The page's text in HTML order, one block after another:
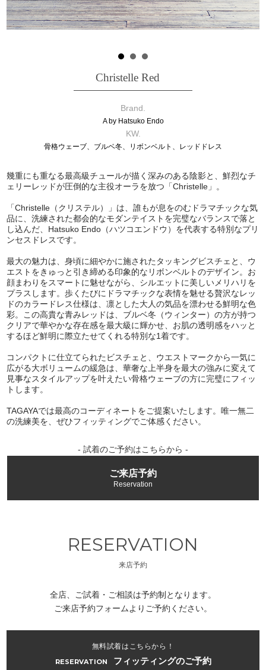
Christelle Red
Brand.
A by Hatsuko Endo
KW.
骨格ウェーブ、ブルベ冬、リボンベルト、レッドドレス
幾重にも重なる最高級チュールが描く深みのある陰影と、鮮烈なチ
ェリーレッドが圧倒的な主役オーラを放つ「Christelle」。
「Christelle（クリステル）」は、誰もが息をのむドラマチックな気
品に、洗練された都会的なモダンテイストを完璧なバランスで落と
し込んだ、Hatsuko Endo（ハツコエンドウ）を代表する特別なプリ
ンセスドレスです。
最大の魅力は、身頃に細やかに施されたタッキングビスチェと、ウ
エストをきゅっと引き締める印象的なリボンベルトのデザイン。お
顔まわりをスマートに魅せながら、シルエットに美しいメリハリを
プラスします。歩くたびにドラマチックな表情を魅せる贅沢なレッ
ドのカラードレス仕様は、凛とした大人の気品を漂わせる鮮明な色
彩。この高貴な青みレッドは、ブルベ冬（ウィンター）の方が持つ
クリアで華やかな存在感を最大級に輝かせ、お肌の透明感をハッと
するほど鮮明に際立たせてくれる特別な1着です。
コンパクトに仕立てられたビスチェと、ウエストマークから一気に
広がる大ボリュームの緩急は、華奢な上半身を最大の強みに変えて
見事なスタイルアップを叶えたい骨格ウェーブの方に完璧にフィッ
トします。
TAGAYAでは最高のコーディネートをご提案いたします。唯一無二
の洗練美を、ぜひフィッティングでご体感ください。
- 試着のご予約はこちらから -
ご来店予約
Reservation
RESERVATION
来店予約
全店、ご試着・ご相談は予約制となります。
ご来店予約フォームよりご予約ください。
無料試着はこちらから！
RESERVATION
フィッティングのご予約